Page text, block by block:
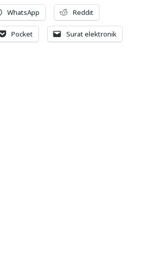
WhatsApp Reddit
Pocket Surat elektronik